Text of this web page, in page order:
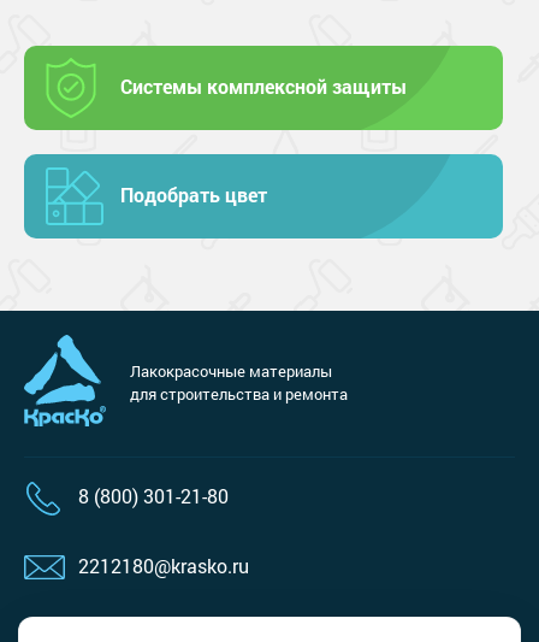
Системы комплексной защиты
Подобрать цвет
Лакокрасочные материалы
для строительства и ремонта
8 (800) 301-21-80
2212180@krasko.ru